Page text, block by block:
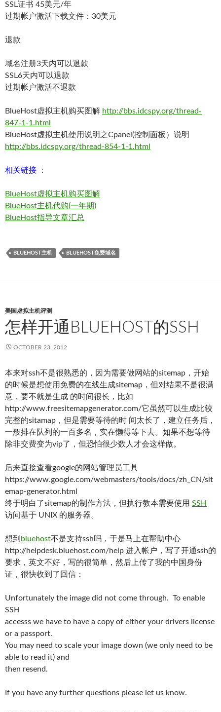
SSL证书 45美元/年
过期帐户激活下载文件：30美元
退款
域名注册3天内可以退款
SSL6天内可以退款
过期帐户激活不退款
BlueHost虚拟主机购买图解 http://bbs.idcspy.org/thread-
847-1-1.html
BlueHost虚拟主机使用说明之Cpanel(控制面板）说明
http://bbs.idcspy.org/thread-854-1-1.html
相关链接 ：
BlueHost虚拟主机购买图解
BlueHost主机代购(一年期)
BlueHost指导文章汇总
BLUEHOST主机 BLUEHOST免费域名
美国虚拟主机评测
怎样开通BLUEHOST的SSH
OCTOBER 23, 2012
本来对ssh不是很熟悉的，因为需要做网站的sitemap，开始
的时候是想使用免费的在线生成sitemap，但对结果不是很满
意，要不就是生成 的时间很长，比如
http://www.freesitemapgenerator.com/它虽然可以生成比较
完整的sitamap，但是需要等待的时 间太长了，建立任务后，
一般排在队列的一百多名，实在懒得等下去。如果不想等待
除非交费变为vip了，但恐怕很少数人才会这样做。
后来直接查看google的网站管理员工具
https://www.google.com/webmasters/tools/docs/zh_CN/sit
emap-generator.html
终于明白了sitemap的制作方法，但执行教本需要使用 SSH
访问基于 UNIX 的服务器。
想到 bluehost不是支持ssh吗，于是马上在帮助中心
http://helpdesk.bluehost.com/help 进入帐户，写了开通ssh的
要求，英文不好，写的很简单，然后上传了我的中国身份
证，很快收到了回信：
Unfortunately the image did not come through. To enable
SSH
accesss we have to have a copy of either your drivers license
or a passport.
You may need to scale your image down (we only need to be
able to read it) and
then resend.
If you have any further questions please let us know.